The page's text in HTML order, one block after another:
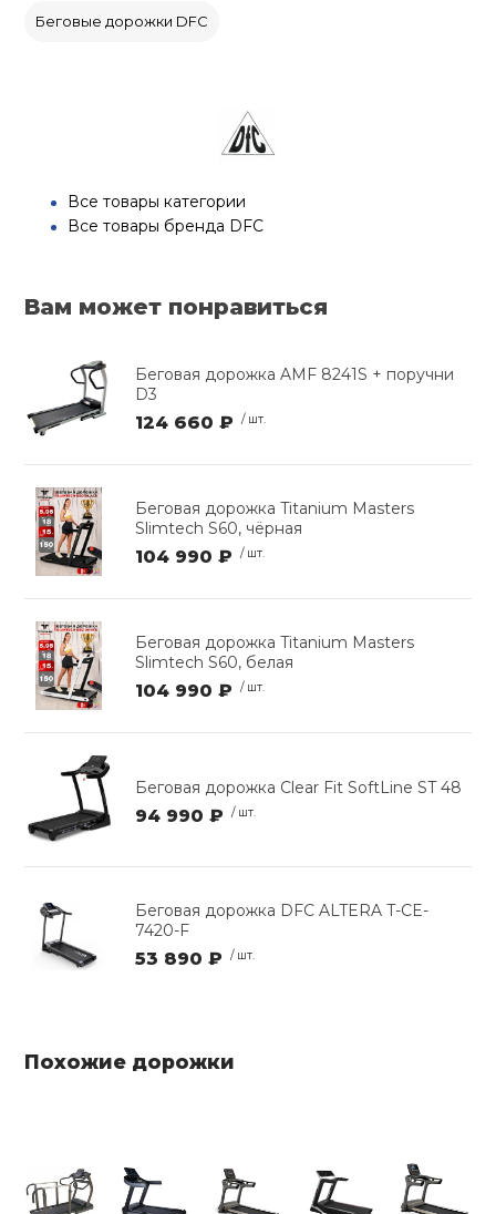
Беговые дорожки DFC
Все товары категории
Все товары бренда DFC
Вам может понравиться
Беговая дорожка AMF 8241S + поручни
D3
124 660 ₽ / шт.
Беговая дорожка Titanium Masters
Slimtech S60, чёрная
104 990 ₽ / шт.
Беговая дорожка Titanium Masters
Slimtech S60, белая
104 990 ₽ / шт.
Беговая дорожка Clear Fit SoftLine ST 48
94 990 ₽ / шт.
Беговая дорожка DFC ALTERA T-CE-
7420-F
53 890 ₽ / шт.
Похожие дорожки